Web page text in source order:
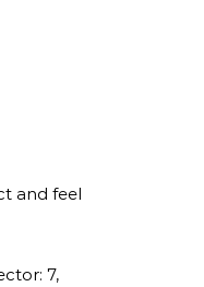
and feel
7,